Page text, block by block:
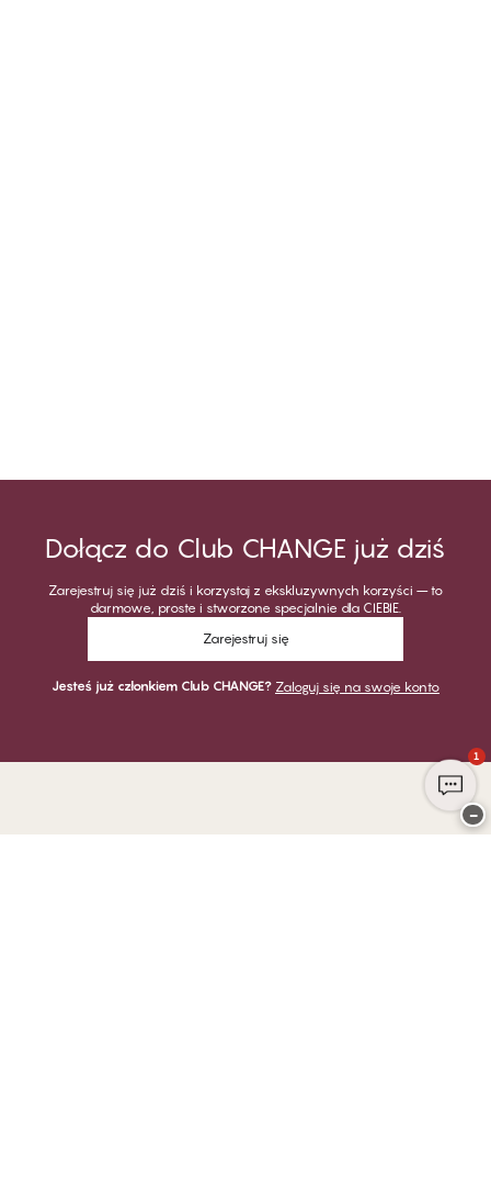
Dołącz do Club CHANGE już dziś
Zarejestruj się już dziś i korzystaj z ekskluzywnych korzyści – to
darmowe, proste i stworzone specjalnie dla CIEBIE.
Zarejestruj się
Jesteś już członkiem Club CHANGE? Zaloguj się na swoje konto
1
−